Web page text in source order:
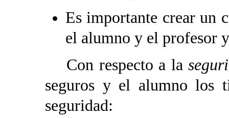
Es importante crear un
el alumno y el profesor
Con respecto a la
seguros y el alumno los
seguridad: